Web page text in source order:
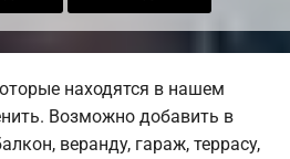
находятся в нашем
Возможно добавить в
веранду, гараж, террасу,